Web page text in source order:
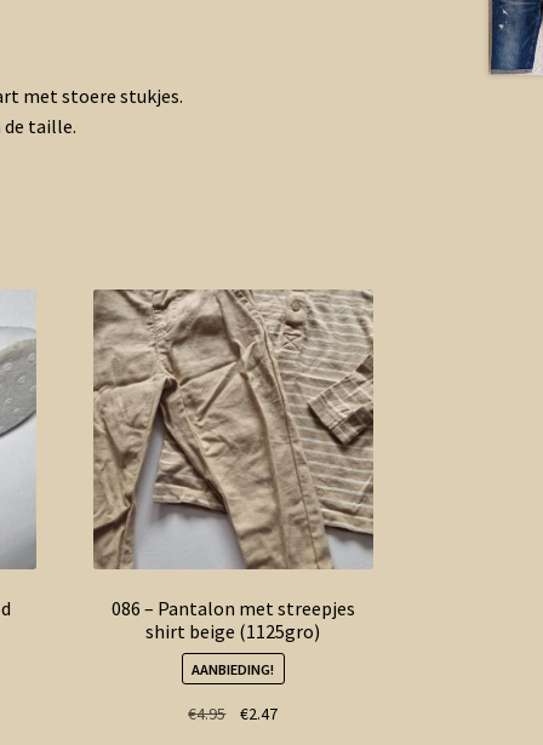
met stoere stukjes.
taille.
086 – Pantalon met streepjes
shirt beige (1125gro)
AANBIEDING!
€4.95
Oorspronkelijke
€2.47Huidige